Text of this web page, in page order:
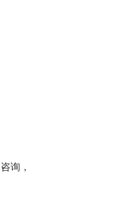
询，